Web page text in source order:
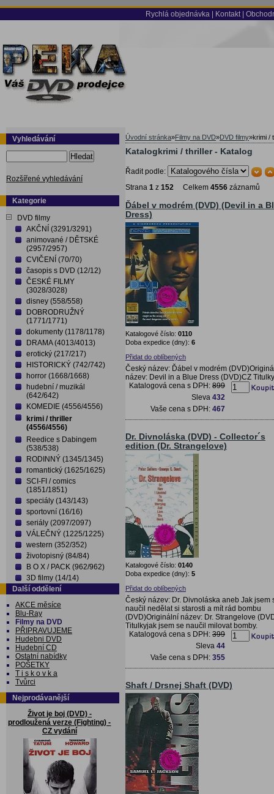
Rychlá objednávka Kontakt
Vyhledávání
Hledat
Rozšířené vyhledávání
Kategorie
DVD filmy
AKČNÍ (3291/3291)
animované / DĚTSKÉ
(2957/2957)
CVIČENÍ (70/70)
časopis s DVD (12/12)
ČESKÉ FILMY
(3028/3028)
disney (558/558)
DOBRODRUŽNÝ
(1771/1771)
dokumenty (1178/1178)
DRAMA (4013/4013)
erotický (217/217)
HISTORICKÝ (742/742)
horror (1668/1668)
hudební / muzikál
(642/642)
KOMEDIE (4556/4556)
krimi / thriller
(4556/4556)
Reedice s Dabingem
(538/538)
RODINNÝ (1345/1345)
romantický (1625/1625)
SCI-FI / comics
(1851/1851)
speciály (143/143)
sportovní (16/16)
seriály (2097/2097)
VÁLEČNÝ (1225/1225)
western (352/352)
životopisný (84/84)
B O X / PACK (962/962)
3D filmy (14/14)
Další oddělení
AKCE měsíce
Blu-Ray
Filmy na DVD
PŘIPRAVUJEME
Hudebni DVD
Hudební CD
Ostatní nabídky
POŠETKY
T i s k o v k a
Tvůrci
Nejprodávanější
Život je boj (DVD) -
prodloužená verze (Fighting) -
CZ vydání
Úvodní stránka»Filmy na DVD»DVD filmy»krimi /
Katalogkrimi / thriller - Katalog
Řadit podle:
Strana 1 z 152 Celkem 4556 záznamů
Ďábel v modrém (DVD) (Devil in a
Dress)
Katalogové číslo: 0110
Doba expedice (dny): 6
Přidat do oblíbených
Český název: Ďábel v modrém
název: Devil in a Blue Dress (DVD)CZ Titulky
Katalogová cena s DPH: 899
Sleva 432
Vaše cena s DPH: 467
Dr. Divnoláska (DVD) - Collector´s
edition (Dr. Strangelove)
Katalogové číslo: 0140
Doba expedice (dny): 5
Přidat do oblíbených
Český název: Dr. Divnoláska aneb Jak jsem
naučil nedělat si starosti a mít rád bombu
(DVD)Originální název: Dr. Strangelove
Titulkyjak jsem se naučil milovat bomby.
Katalogová cena s DPH: 399
Sleva 44
Vaše cena s DPH: 355
Shaft / Drsnej Shaft (DVD)